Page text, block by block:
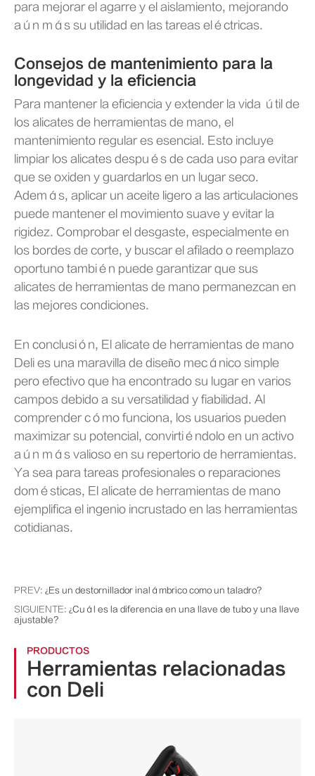
para mejorar el agarre y el aislamiento, mejorando
aún más su utilidad en las tareas eléctricas.
Consejos de mantenimiento para la
longevidad y la eficiencia
Para mantener la eficiencia y extender la vida útil de
los alicates de herramientas de mano, el
mantenimiento regular es esencial. Esto incluye
limpiar los alicates después de cada uso para evitar
que se oxiden y guardarlos en un lugar seco.
Además, aplicar un aceite ligero a las articulaciones
puede mantener el movimiento suave y evitar la
rigidez. Comprobar el desgaste, especialmente en
los bordes de corte, y buscar el afilado o reemplazo
oportuno también puede garantizar que sus
alicates de herramientas de mano permanezcan en
las mejores condiciones.
En conclusión, El alicate de herramientas de mano
Deli es una maravilla de diseño mecánico simple
pero efectivo que ha encontrado su lugar en varios
campos debido a su versatilidad y fiabilidad. Al
comprender cómo funciona, los usuarios pueden
maximizar su potencial, convirtiéndolo en un activo
aún más valioso en su repertorio de herramientas.
Ya sea para tareas profesionales o reparaciones
domésticas, El alicate de herramientas de mano
ejemplifica el ingenio incrustado en las herramientas
cotidianas.
PREV: ¿Es un destornillador inalámbrico como un taladro?
SIGUIENTE: ¿Cuál es la diferencia en una llave de tubo y una llave
ajustable?
PRODUCTOS
Herramientas relacionadas
con Deli